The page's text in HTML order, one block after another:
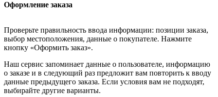
Оформление заказа
Проверьте правильность ввода информации: позиции заказа,
выбор местоположения, данные о покупателе. Нажмите
кнопку «Оформить заказ».
Наш сервис запоминает данные о пользователе, информацию
о заказе и в следующий раз предложит вам повторить к вводу
данные предыдущего заказа. Если условия вам не подходят,
выбирайте другие варианты.